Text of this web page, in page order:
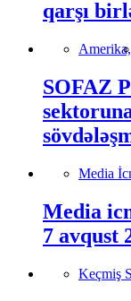
qarşı
Amerika,
SOFAZ
Media
Media
7 avqust
Keçmiş